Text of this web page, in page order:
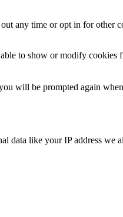
any time or opt in for other
to show or modify cookies
will be prompted again
data like your IP address we